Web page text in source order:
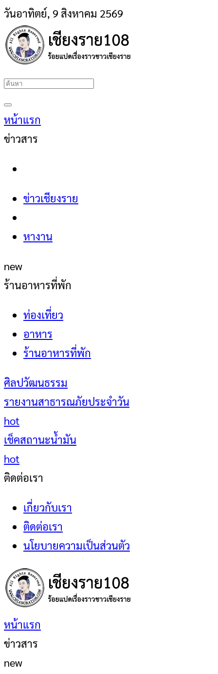
วันอาทิตย์, 9 สิงหาคม 2569
หน้าแรก
ข่าวสาร
ข่าวเชียงราย
หางาน
new
ร้านอาหารที่พัก
ท่องเที่ยว
อาหาร
ร้านอาหารที่พัก
ศิลปวัฒนธรรม
รายงานสาธารณภัยประจำวัน
hot
เช็คสถานะน้ำมัน
hot
ติดต่อเรา
เกี่ยวกับเรา
ติดต่อเรา
นโยบายความเป็นส่วนตัว
หน้าแรก
ข่าวสาร
new